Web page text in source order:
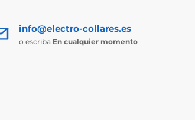
info@electro-collares.es
o escriba En cualquier momento